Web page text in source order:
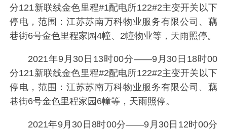
分121新联线金色里程#1配电所122#2主变开关以下
停电，范围：江苏苏南万科物业服务有限公司、藕
巷街6号金色里程家园4幢、2幢物业等，天雨照停。
2021年9月30日13时00分——9月30日18时00
分121新联线金色里程#2配电所122#2主变开关以下
停电，范围：江苏苏南万科物业服务有限公司、藕
巷街6号金色里程家园6幢等，天雨照停。
2021年9月30日8时00分——9月30日12时00分